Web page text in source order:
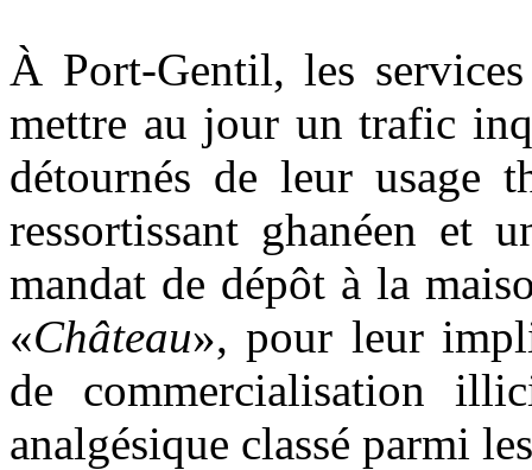
À Port-Gentil, les
mettre au jour un trafic
détournés de leur usage
ressortissant ghanéen et
mandat de dépôt à la
«Château», pour leur
de commercialisation
analgésique classé parmi